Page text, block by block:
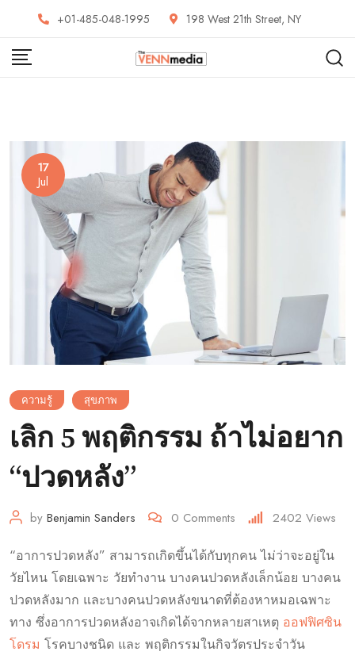
content
+01-485-048-1995 198 West 21th Street, NY
17
Jul
ความรู้ สุขภาพ
เลิก 5 พฤติกรรม ถ้าไม่อยาก
“ปวดหลัง”
by Benjamin Sanders 0 Comments 2402 Views
“อาการปวดหลัง” สามารถเกิดขึ้นได้กับทุกคน ไม่ว่าจะอยู่ใน
วัยไหน โดยเฉพาะ วัยทำงาน บางคนปวดหลังเล็กน้อย บางคน
ปวดหลังมาก และบางคนปวดหลังขนาดที่ต้องหาหมอเฉพาะ
ทาง ซึ่งอาการปวดหลังอาจเกิดได้จากหลายสาเหตุ ออฟฟิศซิน
โดรม โรคบางชนิด และ พฤติกรรมในกิจวัตรประจำวัน